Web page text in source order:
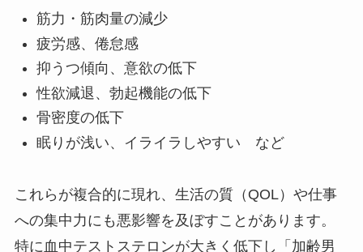
筋力・筋肉量の減少
疲労感、倦怠感
抑うつ傾向、意欲の低下
性欲減退、勃起機能の低下
骨密度の低下
眠りが浅い、イライラしやすい など
これらが複合的に現れ、生活の質（QOL）や仕事
への集中力にも悪影響を及ぼすことがあります。
特に血中テストステロンが大きく低下し「加齢男